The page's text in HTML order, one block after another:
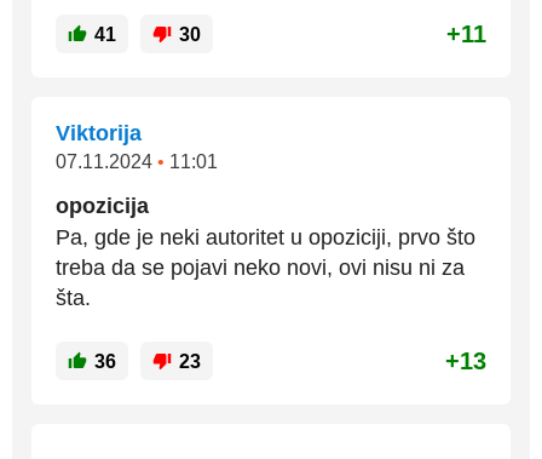
41 30 +11
Viktorija
07.11.2024 • 11:01
opozicija
Pa, gde je neki autoritet u opoziciji, prvo što
treba da se pojavi neko novi, ovi nisu ni za
šta.
36 23 +13